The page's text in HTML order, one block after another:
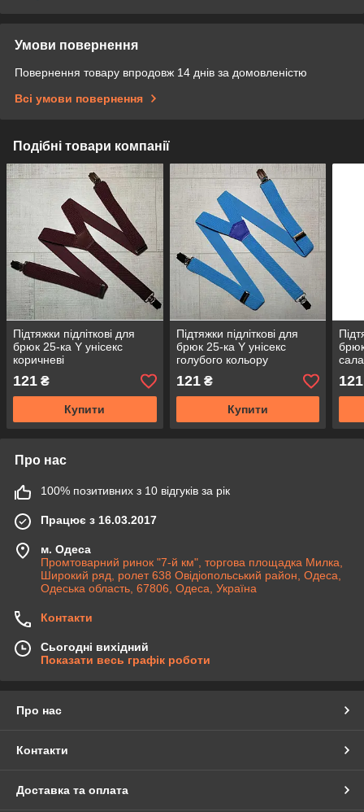
Умови повернення
Повернення товару впродовж 14 днів за домовленістю
Всі умови повернення
Подібні товари компанії
Підтяжки підліткові для
брюк 25-ка Y унісекс
коричневі
121 ₴
Купити
Підтяжки підліткові для
брюк 25-ка Y унісекс
голубого кольору
121₴
Купити
121
Про нас
100% позитивних з 10 відгуків за рік
Працює з 16.03.2017
м. Одеса
Промтоварний ринок "7-й км", торгова площадка Милка,
Широкий ряд, ролет 638 Овідіопольський район, Одеса,
Одеська область, 67806, Одеса, Україна
Контакти
Сьогодні вихідний
Показати весь графік роботи
Про нас
Контакти
Доставка та оплата